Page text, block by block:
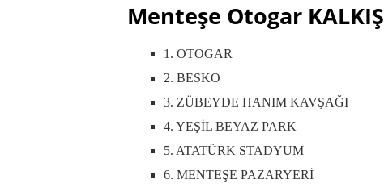
Menteşe Otogar KALKIŞ
1. OTOGAR
2. BESKO
3. ZÜBEYDE HANIM KAVŞAĞI
4. YEŞİL BEYAZ PARK
5. ATATÜRK STADYUM
6. MENTEŞE PAZARYERİ